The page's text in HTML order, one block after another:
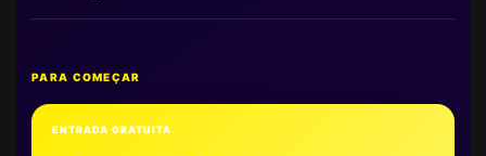
PARA COMEÇAR
ENTRADA GRATUITA